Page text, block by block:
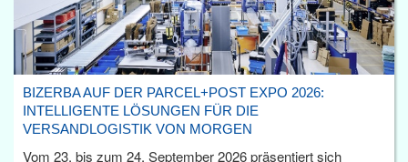
BIZERBA AUF DER PARCEL+POST EXPO 2026:
INTELLIGENTE LÖSUNGEN FÜR DIE
VERSANDLOGISTIK VON MORGEN
Vom 23. bis zum 24. September 2026 präsentiert sich